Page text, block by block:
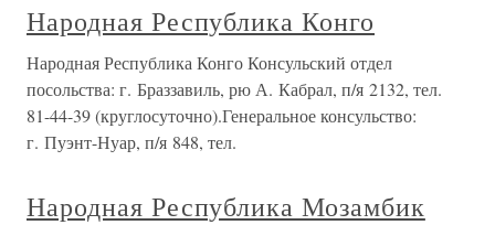
Народная Республика Конго
Народная Республика Конго Консульский отдел
посольства: г. Браззавиль, рю А. Кабрал, п/я 2132, тел.
81-44-39 (круглосуточно).Генеральное консульство:
г. Пуэнт-Нуар, п/я 848, тел.
Народная Республика Мозамбик